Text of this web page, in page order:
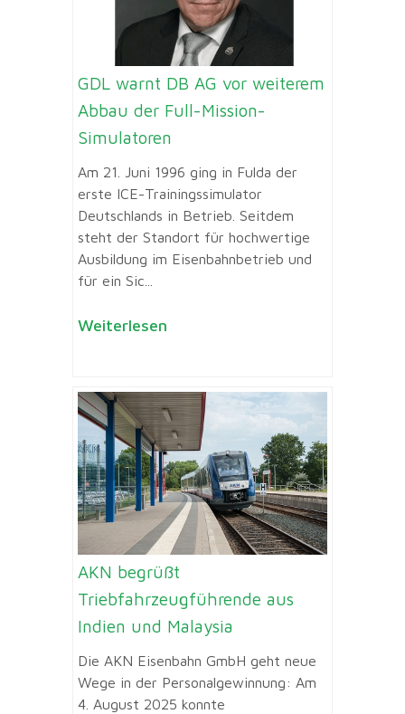
GDL warnt DB AG vor weiterem
Abbau der Full-Mission-
Simulatoren
Am 21. Juni 1996 ging in Fulda der
erste ICE-Trainingssimulator
Deutschlands in Betrieb. Seitdem
steht der Standort für hochwertige
Ausbildung im Eisenbahnbetrieb und
für ein Sic...
Weiterlesen
AKN begrüßt
Triebfahrzeugführende aus
Indien und Malaysia
Die AKN Eisenbahn GmbH geht neue
Wege in der Personalgewinnung: Am
4. August 2025 konnte